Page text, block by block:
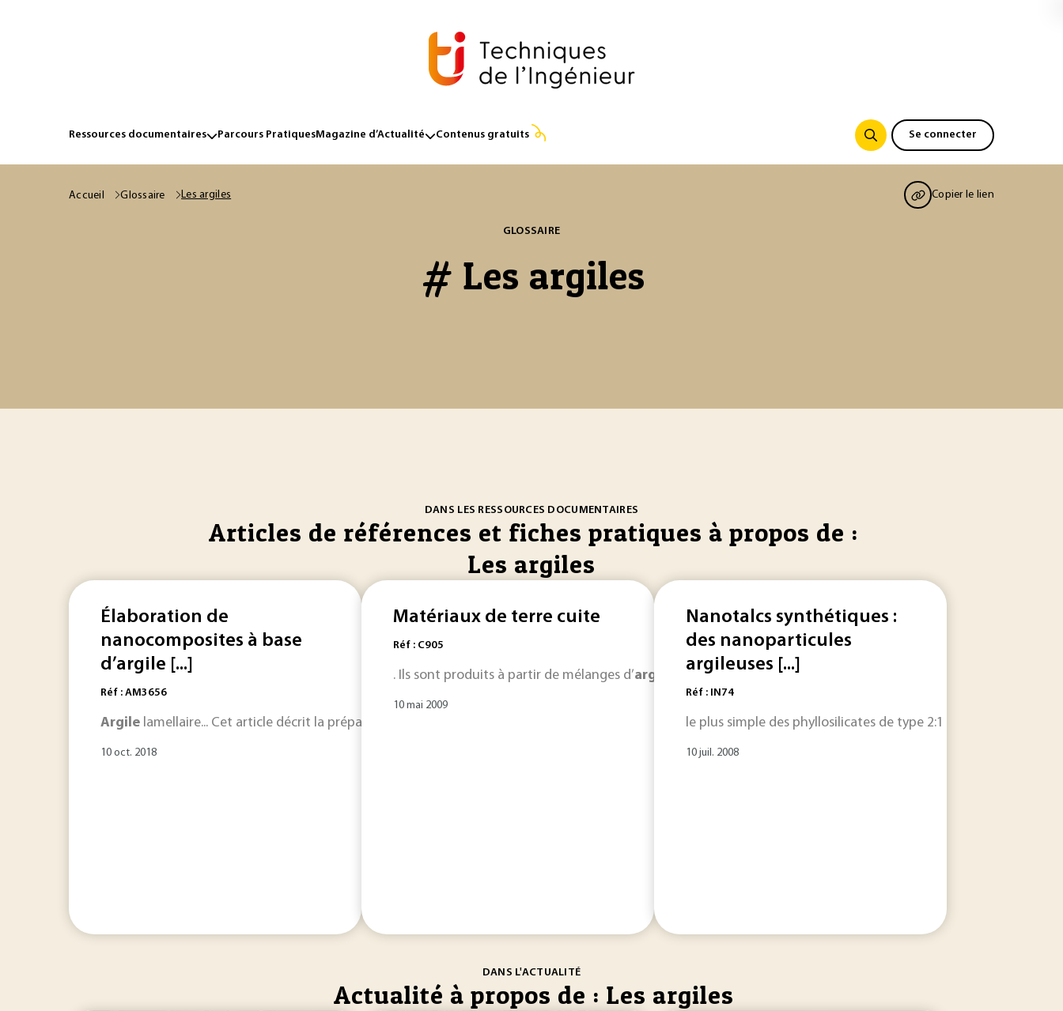
Ressources documentaires Parcours PratiquesMagazine d’Actualité Contenus gratuits Se connecter
Accueil Glossaire Les argiles Copier le lien
GLOSSAIRE
# Les argiles
DANS LES RESSOURCES DOCUMENTAIRES
Articles de références et fiches pratiques à propos de :
Les argiles
Élaboration de
nanocomposites à base
d’argile [...]
Réf : AM3656
Argile lamellaire... Cet article décrit la préparation de nanocomposites à base de polypropylène et d' argilelamellaire... ’une petite quantité (quelques pourcents
10 oct. 2018
Matériaux de terre cuite
Réf : C905
. Ils sont produits à partir de mélanges d’argiles communes. En premier lieu, la terre extraite à la carrière... .
10 mai 2009
Nanotalcs synthétiques :
des nanoparticules
argileuses [...]
Réf : IN74
le plus simple des phyllosilicates de type 2:1 qui compte dans
10 juil. 2008
DANS L'ACTUALITÉ
Actualité à propos de : Les argiles